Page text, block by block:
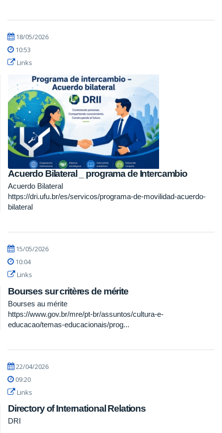
18/05/2026
10:53
Links
Acuerdo Bilateral _ programa de Intercambio
Acuerdo Bilateral
https://dri.ufu.br/es/servicos/programa-de-movilidad-acuerdo-
bilateral
15/05/2026
10:04
Links
Bourses sur critères de mérite
Bourses au mérite
https://www.gov.br/mre/pt-br/assuntos/cultura-e-
educacao/temas-educacionais/prog...
22/04/2026
09:20
Links
Directory of International Relations
DRI